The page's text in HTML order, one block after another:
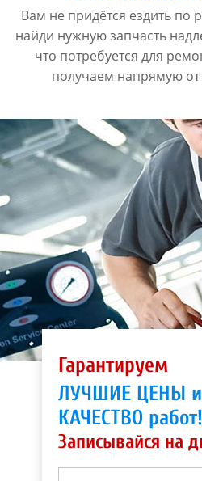
Вам не придётся ездить
найди нужную запчасть
что потребуется для
получаем напрямую
Гарантируем
ЛУЧШИЕ ЦЕНЫ
КАЧЕСТВО работ!
Записывайся на